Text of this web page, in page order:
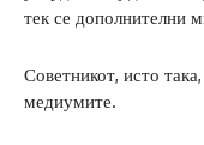
тек се дополнителни
Советникот, исто
медиумите.